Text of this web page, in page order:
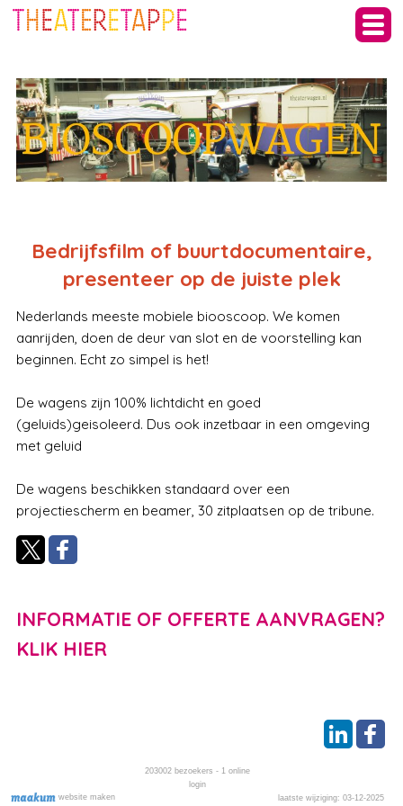
Bedrijfsfilm of buurtdocumentaire,
presenteer op de juiste plek
Nederlands meeste mobiele biooscoop. We komen
aanrijden, doen de deur van slot en de voorstelling kan
beginnen. Echt zo simpel is het!
De wagens zijn 100% lichtdicht en goed
(geluids)geisoleerd. Dus ook inzetbaar in een omgeving
met geluid
De wagens beschikken standaard over een
projectiescherm en beamer, 30 zitplaatsen op de tribune.
INFORMATIE OF OFFERTE AANVRAGEN?
KLIK HIER
website maken
203002 bezoekers - 1 online
login
laatste wijziging: 03-12-2025